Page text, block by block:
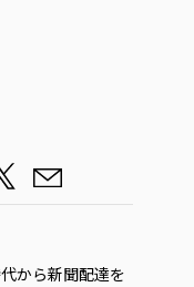
から新聞配達を